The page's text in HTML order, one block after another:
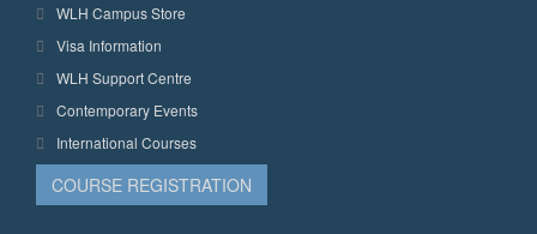
WLH Campus Store
Visa Information
WLH Support Centre
Contemporary Events
International Courses
COURSE REGISTRATION